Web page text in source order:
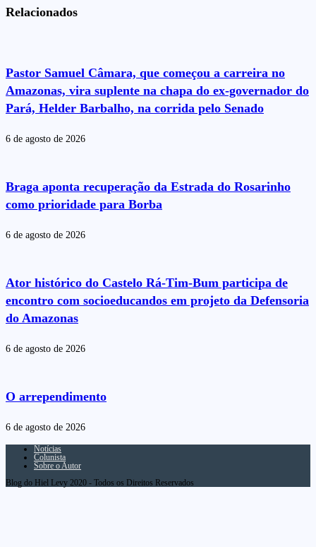
Relacionados
Pastor Samuel Câmara, que começou a carreira no
Amazonas, vira suplente na chapa do ex-governador do
Pará, Helder Barbalho, na corrida pelo Senado
6 de agosto de 2026
Braga aponta recuperação da Estrada do Rosarinho
como prioridade para Borba
6 de agosto de 2026
Ator histórico do Castelo Rá-Tim-Bum participa de
encontro com socioeducandos em projeto da Defensoria
do Amazonas
6 de agosto de 2026
O arrependimento
6 de agosto de 2026
Notícias
Colunista
Sobre o Autor
Blog do Hiel Levy 2020 - Todos os Direitos Reservados